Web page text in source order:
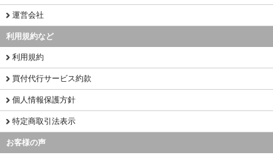
運営会社
利用規約など
利用規約
買付代行サービス約款
個人情報保護方針
特定商取引法表示
お客様の声